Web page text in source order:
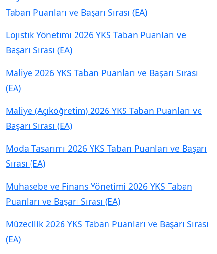
Taban Puanları ve Başarı Sırası (EA)
Lojistik Yönetimi 2026 YKS Taban Puanları ve
Başarı Sırası (EA)
Maliye 2026 YKS Taban Puanları ve Başarı Sırası
(EA)
Maliye (Açıköğretim) 2026 YKS Taban Puanları ve
Başarı Sırası (EA)
Moda Tasarımı 2026 YKS Taban Puanları ve Başarı
Sırası (EA)
Muhasebe ve Finans Yönetimi 2026 YKS Taban
Puanları ve Başarı Sırası (EA)
Müzecilik 2026 YKS Taban Puanları ve Başarı Sırası
(EA)